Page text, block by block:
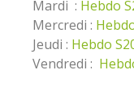
Mardi : Hebdo
Mercredi :
Jeudi : Hebdo
Vendredi :